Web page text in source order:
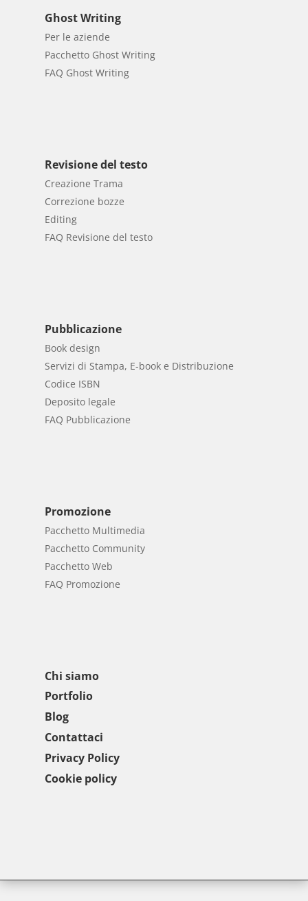
Ghost Writing
Per le aziende
Pacchetto Ghost Writing
FAQ Ghost Writing
Revisione del testo
Creazione Trama
Correzione bozze
Editing
FAQ Revisione del testo
Pubblicazione
Book design
Servizi di Stampa, E-book e Distribuzione
Codice ISBN
Deposito legale
FAQ Pubblicazione
Promozione
Pacchetto Multimedia
Pacchetto Community
Pacchetto Web
FAQ Promozione
Chi siamo
Portfolio
Blog
Contattaci
Privacy Policy
Cookie policy